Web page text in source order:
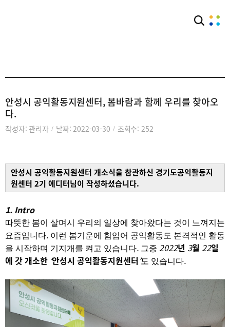
안성시 공익활동지원센터, 봄바람과 함께 우리를 찾아오
다.
작성자: 관리자 / 날짜: 2022-03-30 / 조회수: 252
안성시 공익활동지원센터 개소식을 참관하신 경기도공익활동지
원센터 2기 에디터님이 작성하셨습니다.
1. Intro
따뜻한 봄이 살며시 우리의 일상에 찾아왔다는 것이 느껴지는
요즘입니다. 이런 봄기운에 힘입어 공익활동도 본격적인 활동
을 시작하며 기지개를 켜고 있습니다. 그중 2022년 3월 22일
에 갓 개소한 ‘안성시 공익활동지원센터 ’도 있습니다.